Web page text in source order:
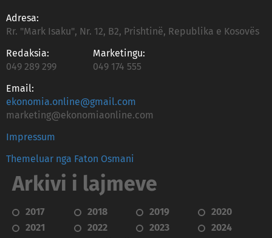
Adresa:
Rr. "Mark Isaku", Nr. 12, B2, Prishtinë, Republika e Kosovës
Redaksia:
049 289 299
Marketingu:
049 174 555
Email:
ekonomia.online@gmail.com
marketing@ekonomiaonline.com
Impressum
Themeluar nga Faton Osmani
Arkivi i lajmeve
2017 2018 2019
2020
2021
2022 2023
2024